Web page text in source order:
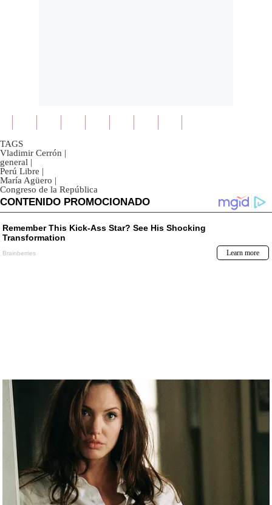
TAGS
Vladimir Cerrón |
general |
Perú Libre |
María Agüero |
Congreso de la República